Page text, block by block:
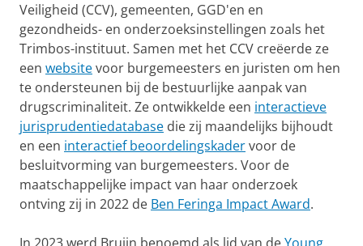
Veiligheid (CCV), gemeenten, GGD'en en
gezondheids- en onderzoeksinstellingen zoals het
Trimbos-instituut. Samen met het CCV creëerde ze
een websitevoor burgemeesters en juristen om hen
te ondersteunen bij de bestuurlijke aanpak van
drugscriminaliteit. Ze ontwikkelde een interactieve
jurisprudentiedatabase die zij maandelijks bijhoudt
en een interactief beoordelingskadervoor de
besluitvorming van burgemeesters. Voor de
maatschappelijke impact van haar onderzoek
ontving zij in 2022 de Ben Feringa Impact Award.